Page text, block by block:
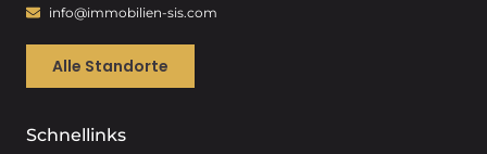
info@immobilien-sis.com
Alle Standorte
Schnellinks